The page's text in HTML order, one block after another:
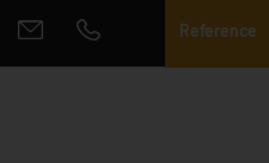
Reference